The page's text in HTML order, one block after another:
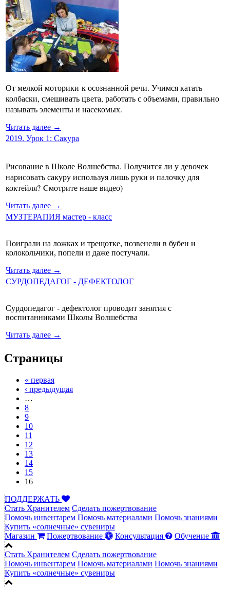
От мелкой моторики к осознанной речи. Учимся катать
колбаски, смешивать цвета, работать с объемами, правильно
называть элементы и насекомых.
Читать далее →
2019. Урок 1: Сакура
Рисование в Школе Волшебства. Получится ли у девочек
нарисовать сакуру используя лишь руки и палочку для
коктейля? Cмотрите наше видео)
Читать далее →
МУЗТЕРАПИЯ мастер - класс
Поиграли на ложках и трещотке, позвенели в бубен и
колокольчики, попели и даже постучали.
Читать далее →
СУРДОПЕДАГОГ - ДЕФЕКТОЛОГ
Сурдопедагог - дефектолог проводит занятия с
воспитанниками Школы Волшебства
Читать далее →
Страницы
« первая
‹ предыдущая
…
8
9
10
11
12
13
14
15
16
ПОДДЕРЖАТЬ
Стать Хранителем Сделать пожертвование
Помочь инвентарем Помочь материалами Помочь знаниями
Купить «солнечные» сувениры
Магазин
Пожертвование Консультация Обучение
Стать Хранителем Сделать пожертвование
Помочь инвентарем Помочь материалами Помочь знаниями
Купить «солнечные» сувениры